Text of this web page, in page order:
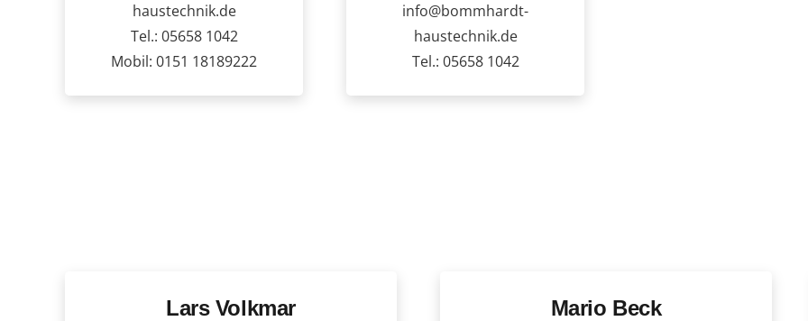
haustechnik.de
Tel.: 05658 1042
Mobil: 0151 18189222
info@bommhardt-
haustechnik.de
Tel.: 05658 1042
Lars Volkmar Mario Beck